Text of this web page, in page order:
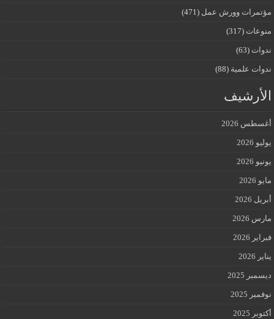
مؤتمرات وورش عمل (471)
منوعات (317)
ندوات (63)
ندوات علمية (88)
الأرشيف
أغسطس 2026
يوليو 2026
يونيو 2026
مايو 2026
أبريل 2026
مارس 2026
فبراير 2026
يناير 2026
ديسمبر 2025
نوفمبر 2025
أكتوبر 2025